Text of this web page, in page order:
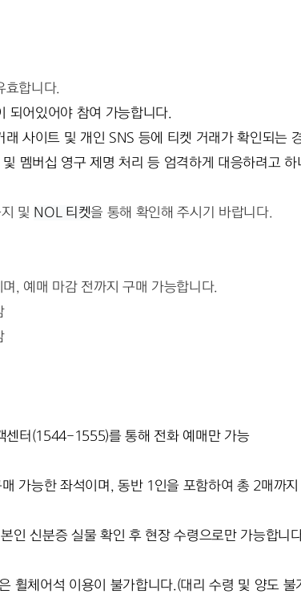
효합니다.
되어있어야 참여 가능합니다.
사이트 및 개인 SNS 등에 티켓 거래가 확인되는
및 NOL 티켓을 통해 확인해 주시기 바랍니다.
, 예매 마감 전까지 구매 가능합니다.
센터(1544-1555)를 통해 전화 예매만 가능
가능한 좌석이며, 동반 1인을 포함하여 총 2매까
인 신분증 실물 확인 후 현장 수령으로만 가능합니
휠체어석 이용이 불가합니다.(대리 수령 및 양도 불